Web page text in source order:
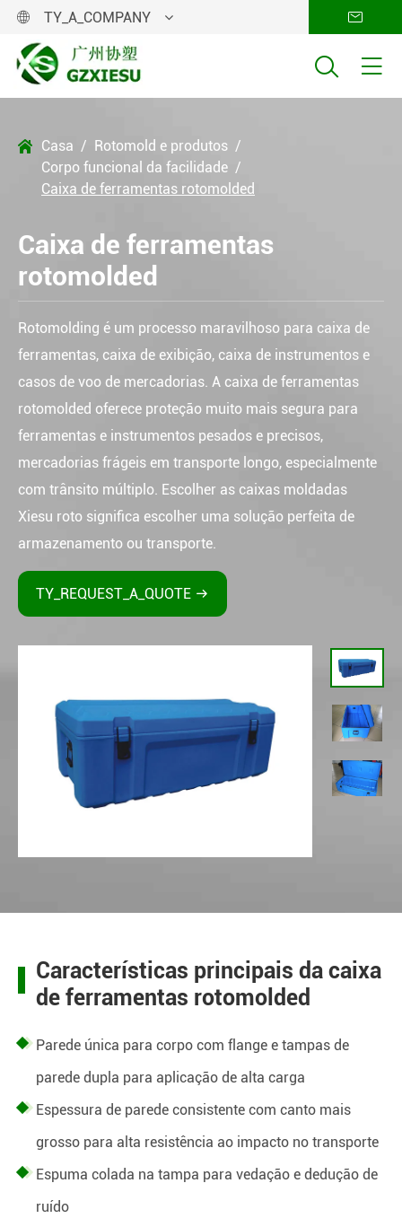
 TY_A_COMPANY 
 
 Casa
Rotomold e produtos
Corpo funcional da facilidade
Caixa de ferramentas rotomolded
Caixa de ferramentas
rotomolded
Rotomolding é um processo maravilhoso para caixa de
ferramentas, caixa de exibição, caixa de instrumentos e
casos de voo de mercadorias. A caixa de ferramentas
rotomolded oferece proteção muito mais segura para
ferramentas e instrumentos pesados e precisos,
mercadorias frágeis em transporte longo, especialmente
com trânsito múltiplo. Escolher as caixas moldadas
Xiesu roto significa escolher uma solução perfeita de
armazenamento ou transporte.
TY_REQUEST_A_QUOTE 
Características principais da caixa
de ferramentas rotomolded
Parede única para corpo com flange e tampas de
parede dupla para aplicação de alta carga
Espessura de parede consistente com canto mais
grosso para alta resistência ao impacto no transporte
Espuma colada na tampa para vedação e dedução de
ruído